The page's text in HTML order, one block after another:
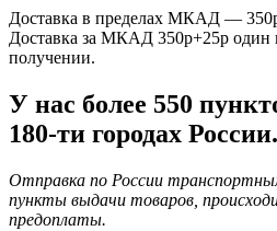
Доставка в пределах МКАД —
Доставка за МКАД 350р+25р один
получении.
У нас более 550
180-ти городах России.
Отправка по России
пункты выдачи товаров,
предоплаты.